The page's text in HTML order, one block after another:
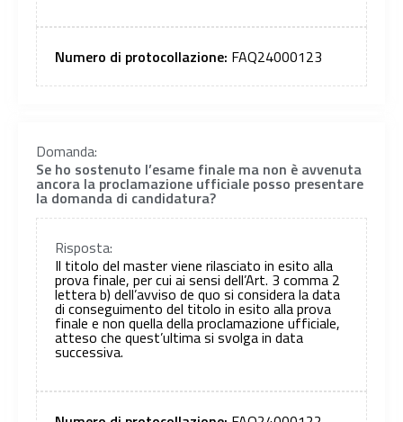
Numero di protocollazione: FAQ24000123
Domanda:
Se ho sostenuto l’esame finale ma non è avvenuta
ancora la proclamazione ufficiale posso presentare
la domanda di candidatura?
Risposta:
Il titolo del master viene rilasciato in esito alla
prova finale, per cui ai sensi dell’Art. 3 comma 2
lettera b) dell’avviso de quo si considera la data
di conseguimento del titolo in esito alla prova
finale e non quella della proclamazione ufficiale,
atteso che quest’ultima si svolga in data
successiva.